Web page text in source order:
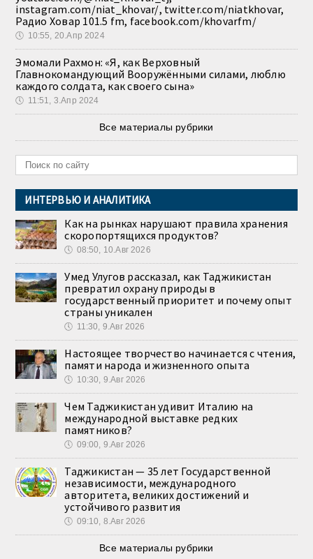
instagram.com/niat_khovar/, twitter.com/niatkhovar,
Радио Ховар 101.5 fm, facebook.com/khovarfm/
🕔 10:55, 20.Апр 2024
Эмомали Рахмон: «Я, как Верховный
Главнокомандующий Вооружёнными силами, люблю
каждого солдата, как своего сына»
🕔 11:51, 3.Апр 2024
Все материалы рубрики
ИНТЕРВЬЮ И АНАЛИТИКА
Как на рынках нарушают правила хранения
скоропортящихся продуктов?
🕔 08:50, 10.Авг 2026
Умед Улугов рассказал, как Таджикистан
превратил охрану природы в
государственный приоритет и почему опыт
страны уникален
🕔 11:30, 9.Авг 2026
Настоящее творчество начинается с чтения,
памяти народа и жизненного опыта
🕔 10:30, 9.Авг 2026
Чем Таджикистан удивит Италию на
международной выставке редких
памятников?
🕔 09:00, 9.Авг 2026
Таджикистан — 35 лет Государственной
независимости, международного
авторитета, великих достижений и
устойчивого развития
🕔 09:10, 8.Авг 2026
Все материалы рубрики